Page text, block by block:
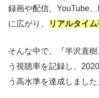
録画や配信、YouTube
に広がり、
リアルタイ
そんな中で、『半沢直
う視聴率を記録し、
う高水準を達成しました